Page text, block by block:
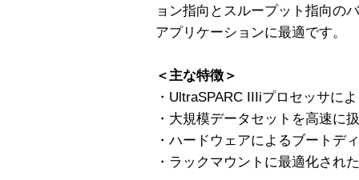
ョン指向とスループット指向の
アプリケーションに最適です。
＜主な特徴＞
・UltraSPARC IIIiプロセッサに
・大規模データセットを高速に
・ハードウェアによるブートデ
・ラックマウントに最適化され